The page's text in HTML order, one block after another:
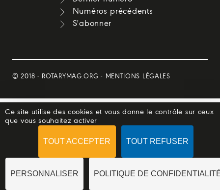
Numéros précédents
S'abonner
© 2018 - ROTARYMAG.ORG - MENTIONS LÉGALES
Ce site utilise des cookies et vous donne le contrôle sur ceux
que vous souhaitez activer
TOUT ACCEPTER TOUT REFUSER
PERSONNALISER POLITIQUE DE